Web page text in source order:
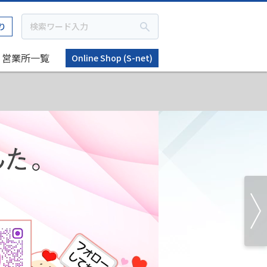
営業所一覧 Online Shop (S-net)